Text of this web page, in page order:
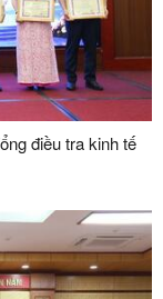
điều tra kinh tế